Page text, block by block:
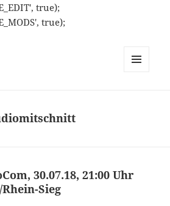
true);
true);
30.07.18, 21:00 Uhr
Sieg